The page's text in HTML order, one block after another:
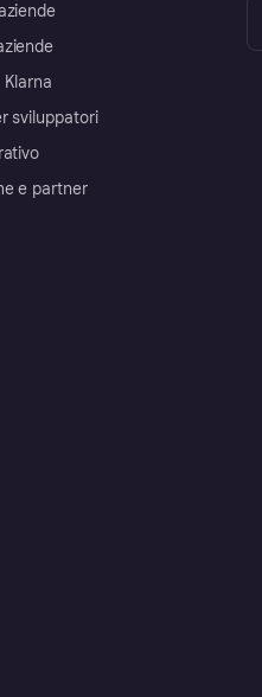
sviluppatori
e partner